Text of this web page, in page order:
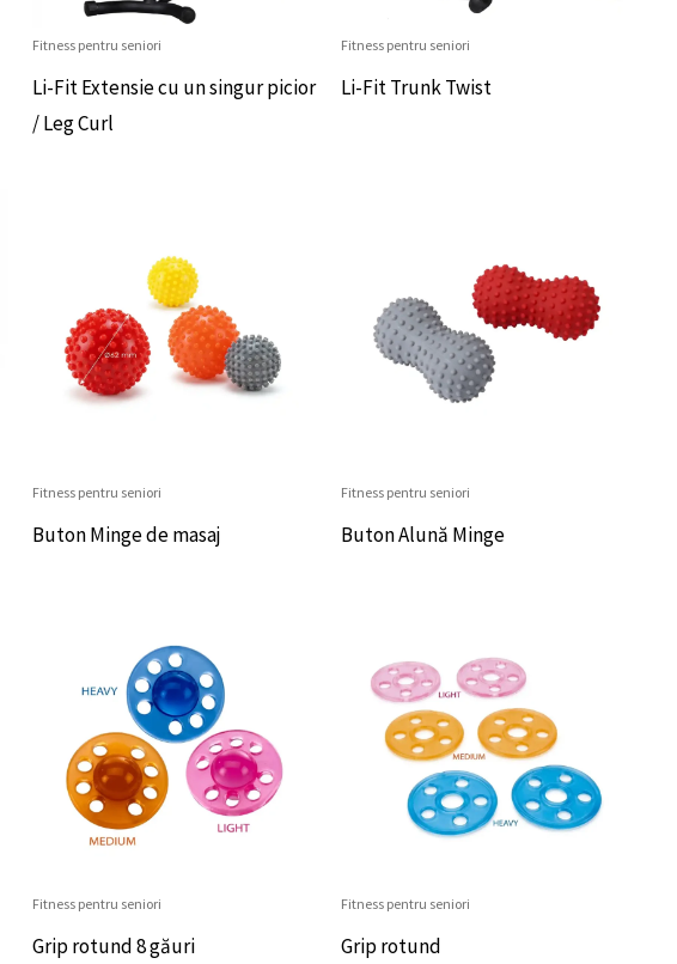
Fitness pentru seniori
Li-Fit Extensie cu un singur picior
/ Leg Curl
Fitness pentru seniori
Li-Fit Trunk Twist
Fitness pentru seniori
Buton Minge de masaj
Fitness pentru seniori
Buton Alună Minge
Fitness pentru seniori
Grip rotund 8 găuri
Fitness pentru seniori
Grip rotund